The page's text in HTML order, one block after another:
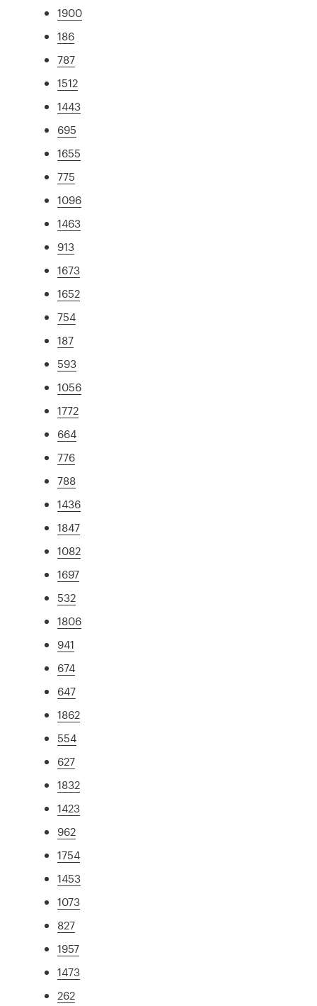
1900
186
787
1512
1443
695
1655
775
1096
1463
913
1673
1652
754
187
593
1056
1772
664
776
788
1436
1847
1082
1697
532
1806
941
674
647
1862
554
627
1832
1423
962
1754
1453
1073
827
1957
1473
262